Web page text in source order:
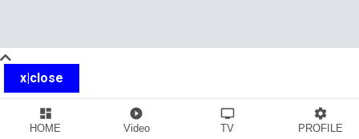
x|close
dashboard
HOME
play_circle_filled
Video
tv
TV
settings
PROFILE